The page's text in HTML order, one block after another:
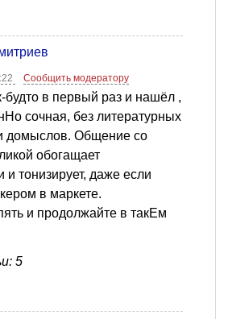
Сообщить модератору
будто в первый раз и нашёл ,
сочная, без литературных
домыслов. Общение со
обогащает
и тонизирует, даже если
в маркете.
и продолжайте в такЕм
5